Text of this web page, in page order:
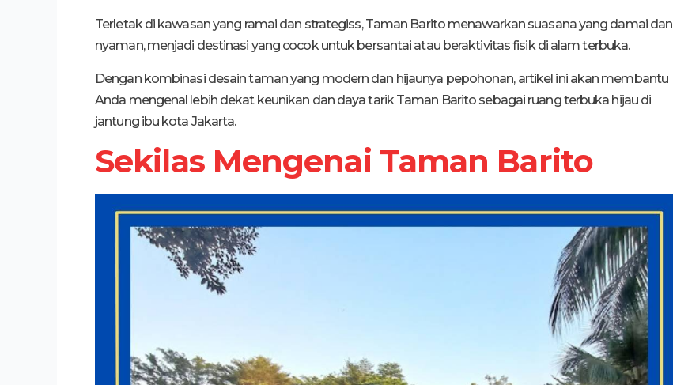
Terletak di kawasan yang ramai dan strategiss, Taman Barito menawarkan suasana yang damai dan
nyaman, menjadi destinasi yang cocok untuk bersantai atau beraktivitas fisik di alam terbuka.
Dengan kombinasi desain taman yang modern dan hijaunya pepohonan, artikel ini akan membantu
Anda mengenal lebih dekat keunikan dan daya tarik Taman Barito sebagai ruang terbuka hijau di
jantung ibu kota Jakarta.
Sekilas Mengenai Taman Barito